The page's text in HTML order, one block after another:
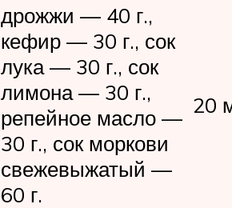
дрожжи — 40 г.,
кефир — 30 г., сок
лука — 30 г., сок
лимона — 30 г.,
репейное масло —
30 г., сок моркови
свежевыжатый —
60 г.
20